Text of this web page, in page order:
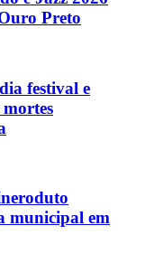
Preto
festival e
municipal em